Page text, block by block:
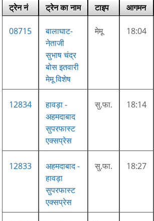
ट्रेन नं ट्रेन का नाम टाइप आगमन
08715
बालाघाट-
नेताजी
सुभाष चंद्र
बोस इतवारी
मेमू विशेष
मेमू 18:04
12834
हावड़ा -
अहमदाबाद
सुपरफास्ट
एक्सप्रेस
सु.फा. 18:14
12833
अहमदाबाद -
हावड़ा
सुपरफास्ट
एक्सप्रेस
सु.फा. 18:27